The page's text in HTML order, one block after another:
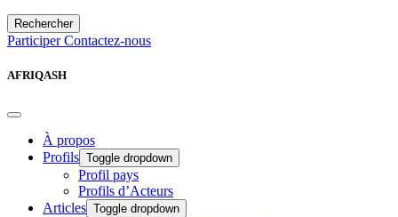
Rechercher
ParticiperContactez-nous
AFRIQASH
À propos
Profils Toggle dropdown
Profil pays
Profils d’Acteurs
Articles Toggle dropdown